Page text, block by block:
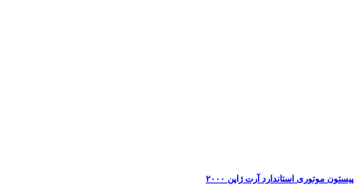
پیستون موتوری استاندارد آرت ژاپن ۲۰۰۰